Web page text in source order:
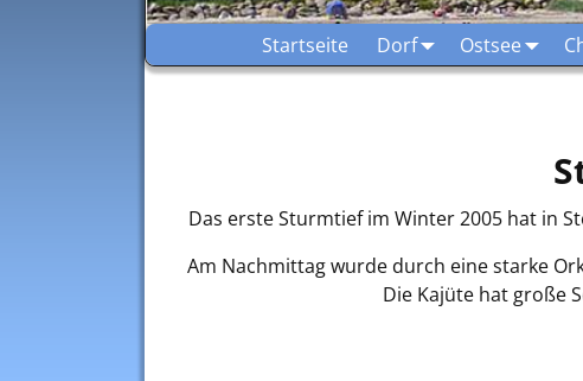
Startseite Dorf Ostsee
Das erste Sturmtief im Winter 2005 hat in
Am Nachmittag wurde durch eine starke
Die Kajüte hat große